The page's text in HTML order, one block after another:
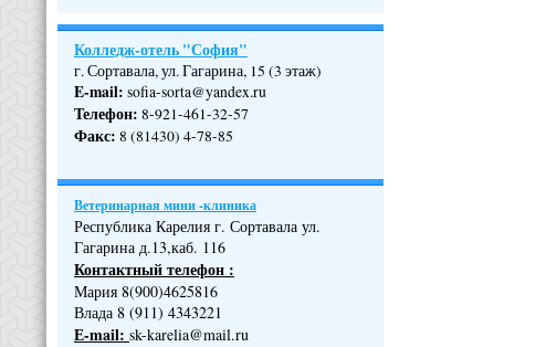
Колледж-отель "София"
г. Сортавала, ул. Гагарина, 15 (3 этаж)
E-mail: sofia-sorta@yandex.ru
Телефон: 8-921-461-32-57
Факс: 8 (81430) 4-78-85
Ветеринарная мини -клиника
Республика Карелия г. Сортавала ул.
Гагарина д.13,каб. 116
Контактный телефон :
Мария 8(900)4625816
Влада 8 (911) 4343221
Е-mail: sk-karelia@mail.ru